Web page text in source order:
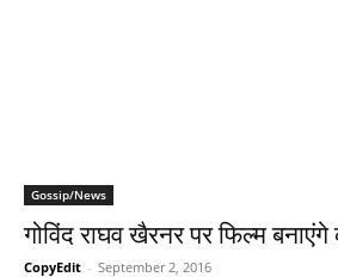
Gossip/News
गोविंद राघव खैरनर पर फिल्‍म
CopyEdit - September 2, 2016